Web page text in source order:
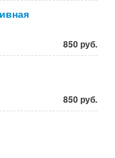
850 руб.
850 руб.